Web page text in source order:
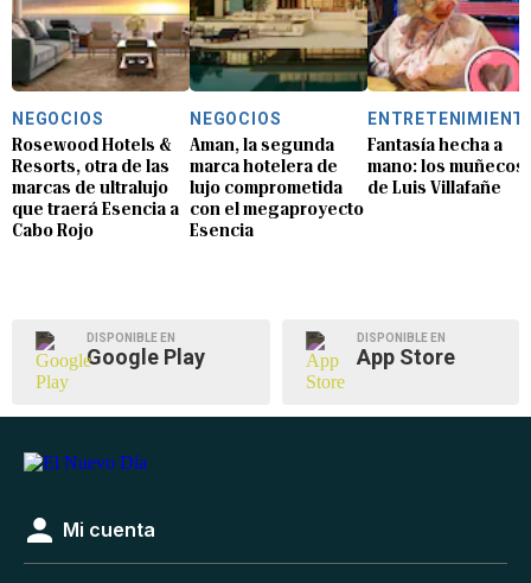
NEGOCIOS
Rosewood Hotels &
Resorts, otra de las
marcas de ultralujo
que traerá Esencia a
Cabo Rojo
NEGOCIOS
Aman, la segunda
marca hotelera de
lujo comprometida
con el megaproyecto
Esencia
Fantasía hecha a
mano: los muñecos
de Luis Villafañe
DISPONIBLE EN
Google Play
DISPONIBLE EN
App Store
Mi cuenta